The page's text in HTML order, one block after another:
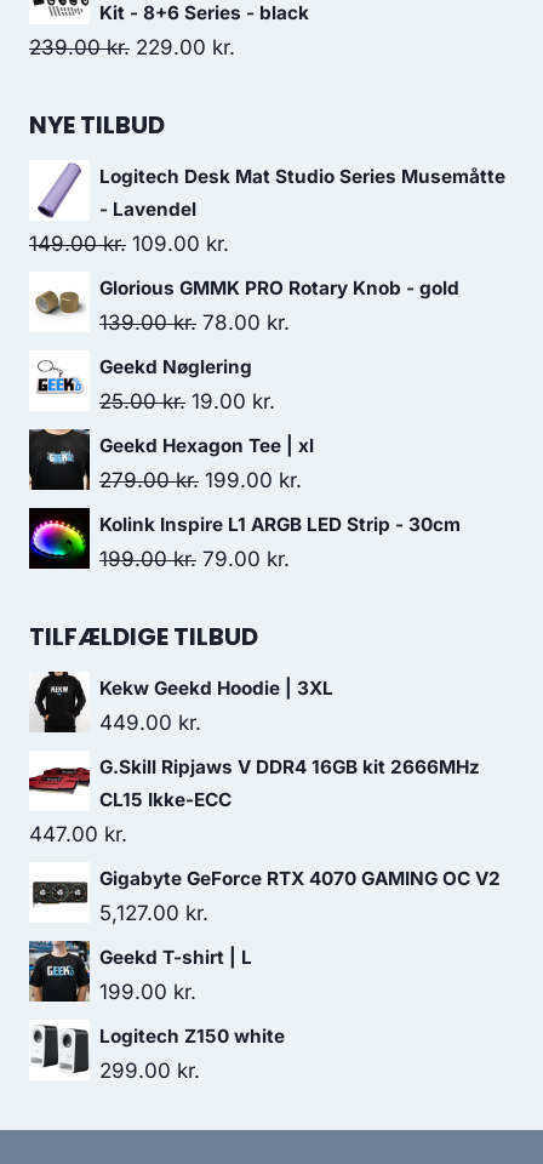
was:
2,379.00 kr..
Kit - 8+6 Series - black
239.00kr. Original
was:
229.00 kr.
NYE TILBUD
Logitech Desk Mat Studio Series Musemåtte
- Lavendel
149.00kr. Original
price
was:
109.00 kr.
price
is:
Glorious GMMK PRO Rotary Knob - gold
139.00kr. Original
price
was:
139.00 kr..
78.00 kr.
78.00 kr..
Geekd Nøglering
25.00kr. Original
price
was:
19.00 kr.
price
is:
Geekd Hexagon Tee | xl
279.00kr. Original
price
was:
199.00 kr.
price
Kolink Inspire L1 ARGB LED Strip - 30cm
199.00kr. Original
was:
79.00 kr.
TILFÆLDIGE TILBUD
Kekw Geekd Hoodie | 3XL
449.00 kr.
G.Skill Ripjaws V DDR4 16GB kit 2666MHz
CL15 Ikke-ECC
447.00 kr.
Gigabyte GeForce RTX 4070 GAMING OC V2
5,127.00 kr.
Geekd T-shirt | L
199.00 kr.
Logitech Z150 white
299.00 kr.